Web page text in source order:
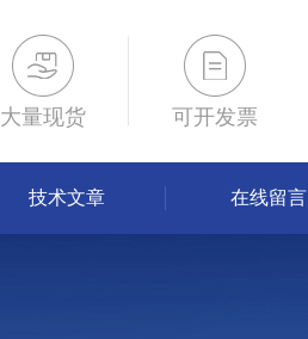
大量现货 可开发票
技术文章 在线留言